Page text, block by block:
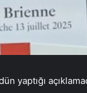
yaptığı